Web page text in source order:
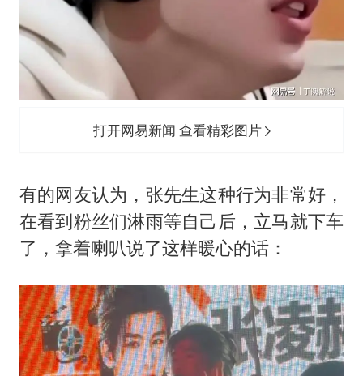
打开网易新闻 查看精彩图片
有的网友认为，张先生这种行为非常好，
在看到粉丝们淋雨等自己后，立马就下车
了，拿着喇叭说了这样暖心的话：